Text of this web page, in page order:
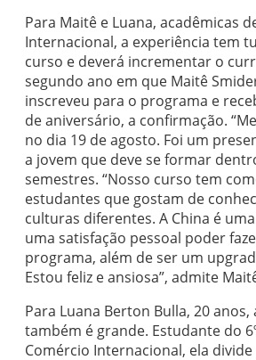
Para Maitê e Luana, acadêmicas
Internacional, a experiência tem
curso e deverá incrementar o
segundo ano em que Maitê
inscreveu para o programa e
de aniversário, a confirmação.
no dia 19 de agosto. Foi um
a jovem que deve se formar
semestres. “Nosso curso tem
estudantes que gostam de
culturas diferentes. A China é
uma satisfação pessoal poder
programa, além de ser um
Estou feliz e ansiosa”, admite
Para Luana Berton Bulla, 20 anos,
também é grande. Estudante do
Comércio Internacional, ela divide